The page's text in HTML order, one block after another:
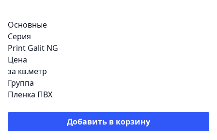
Описание
Основные
Серия
Print Galit NG
Цена
за кв.метр
Группа
Пленка ПВХ
Добавить в корзину